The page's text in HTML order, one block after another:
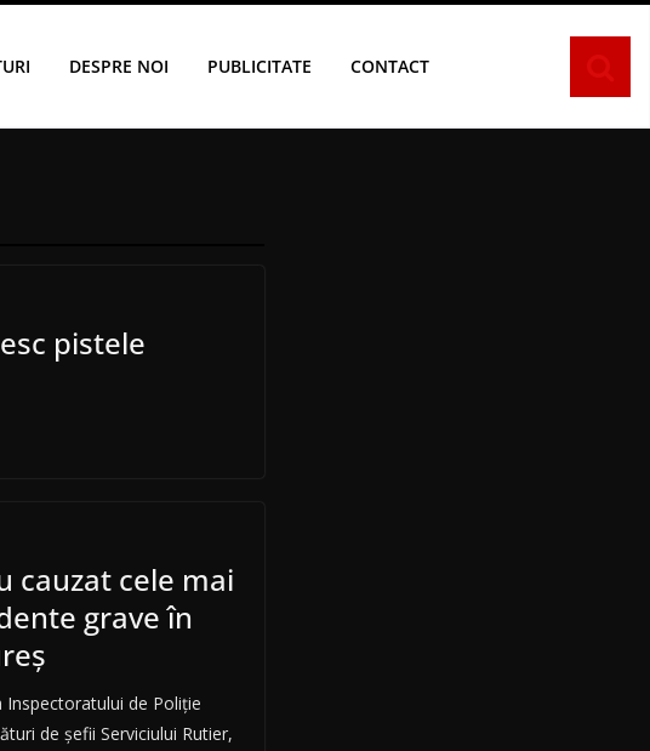
DESPRE NOI PUBLICITATE CONTACT
pistele
cauzat cele mai
grave în
Inspectoratului de Poliție
de șefii Serviciului Rutier,